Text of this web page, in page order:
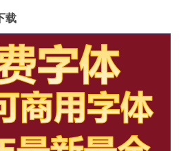
载